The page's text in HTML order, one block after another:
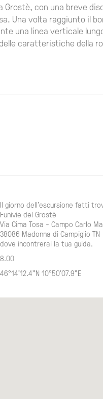
Grostè, con una breve
Una volta raggiunto il
una linea verticale
caratteristiche della
Il giorno dell'escursione fatti
Funivie del Grostè
Via Cima Tosa - Campo Carlo
38086 Madonna di Campiglio TN
dove incontrerai la tua guida.
8.00
46°14'12.4"N 10°50'07.9"E